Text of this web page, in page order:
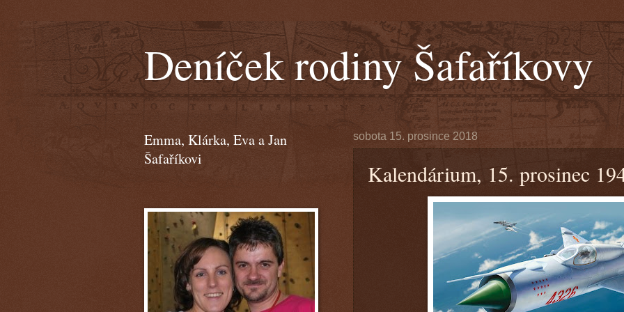
Deníček rodiny Šafaříkovy
sobota 15. prosince 2018
Kalendárium, 15. prosinec
Emma, Klárka, Eva a Jan
Šafaříkovi